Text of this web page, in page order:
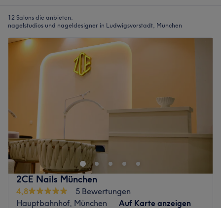
12 Salons die anbieten:
nagelstudios und nageldesigner in Ludwigsvorstadt, München
2CE Nails München
4,8
5 Bewertungen
Hauptbahnhof, München
Auf Karte anzeigen